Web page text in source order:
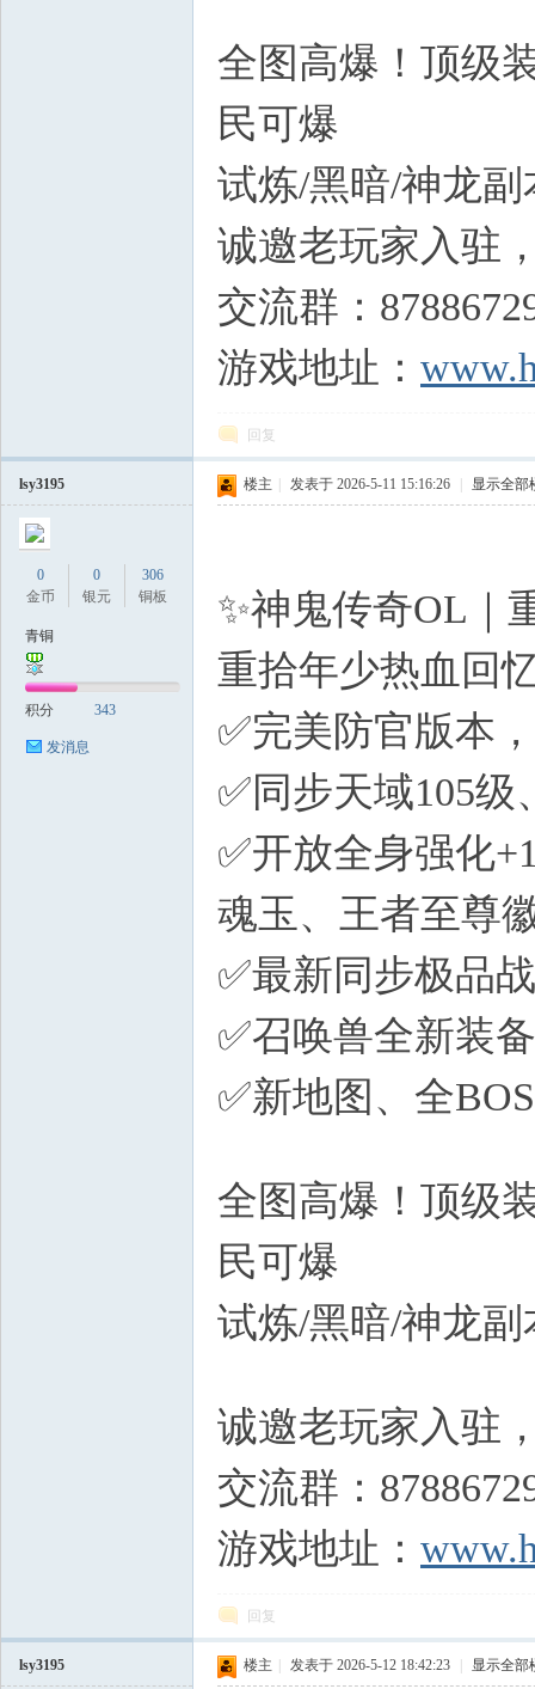
全图高爆！顶级
民可爆
试炼/黑暗/神龙
诚邀老玩家入驻
交流群：
游戏地址：
回复
lsy3195
0
金币
0
银元
306
铜板
青铜
积分 343
发消息
楼主 发表于 2026-5-11 15:16:26 显示全部
✨神鬼传奇OL｜
重拾年少热血回
✅完美防官版本
✅同步天域105
✅开放全身强化
魂玉、王者至尊
✅最新同步极品
✅召唤兽全新装
✅新地图、全
全图高爆！顶级
民可爆
试炼/黑暗/神龙
诚邀老玩家入驻
交流群：
游戏地址：
回复
lsy3195 楼主 发表于 2026-5-12 18:42:23 显示全部